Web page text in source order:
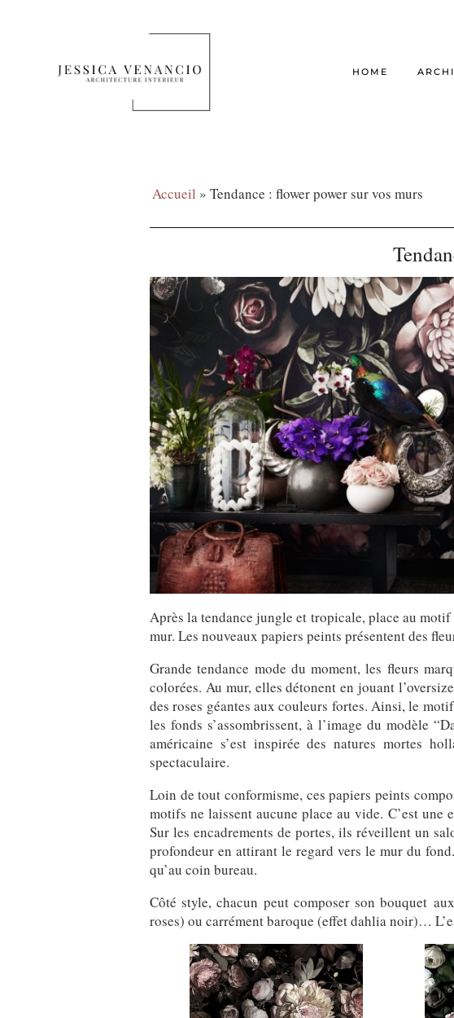
HOME
Accueil » Tendance : flower power sur vos murs
Après la tendance jungle et tropicale, place au motif
mur. Les nouveaux papiers peints présentent des
Grande tendance mode du moment, les fleurs
colorées. Au mur, elles détonent en jouant
des roses géantes aux couleurs fortes. Ainsi, le
les fonds s’assombrissent, à l’image du modèle
américaine s’est inspirée des natures mortes
spectaculaire.
Loin de tout conformisme, ces papiers peints
motifs ne laissent aucune place au vide. C’est
Sur les encadrements de portes, ils réveillent un
profondeur en attirant le regard vers le mur du
qu’au coin bureau.
Côté style, chacun peut composer son bouquet
roses) ou carrément baroque (effet dahlia noir)…